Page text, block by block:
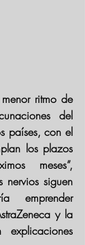
ritmo de
del
países, con el
los plazos
meses”,
nervios siguen
emprender
y la